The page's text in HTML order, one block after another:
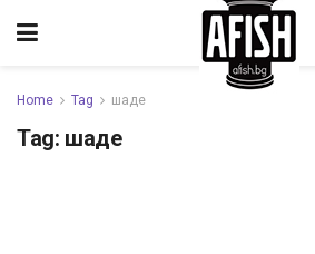
Home Tag шаде
Tag: шаде